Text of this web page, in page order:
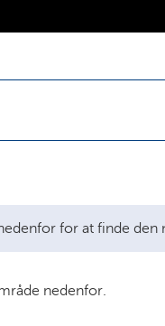
for at finde den
nedenfor.